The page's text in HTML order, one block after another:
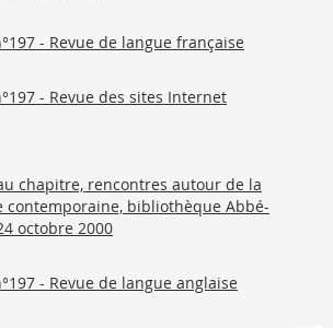
- Revue de langue française
- Revue des sites Internet
chapitre, rencontres autour de la
contemporaine, bibliothèque Abbé-
octobre 2000
- Revue de langue anglaise